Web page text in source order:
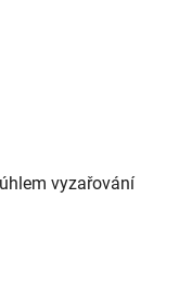
vyzařování